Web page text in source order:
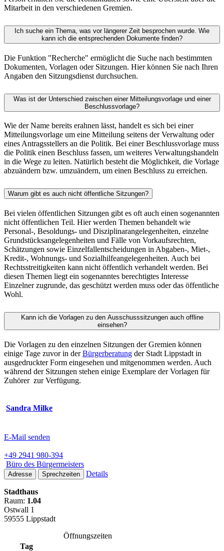
Mitarbeit in den verschiedenen Gremien.
Ich suche ein Thema, was vor längerer Zeit besprochen wurde. Wie
kann ich die entsprechenden Dokumente finden?
Die Funktion "Recherche" ermöglicht die Suche nach bestimmten
Dokumenten, Vorlagen oder Sitzungen. Hier können Sie nach Ihren
Angaben den Sitzungsdienst durchsuchen.
Was ist der Unterschied zwischen einer Mitteilungsvorlage und einer
Beschlussvorlage?
Wie der Name bereits erahnen lässt, handelt es sich bei einer
Mitteilungsvorlage um eine Mitteilung seitens der Verwaltung oder
eines Antragsstellers an die Politik. Bei einer Beschlussvorlage muss
die Politik einen Beschluss fassen, um weiteres Verwaltungshandeln
in die Wege zu leiten. Natürlich besteht die Möglichkeit, die Vorlage
abzuändern bzw. umzuändern, um einen Beschluss zu erreichen.
Warum gibt es auch nicht öffentliche Sitzungen?
Bei vielen öffentlichen Sitzungen gibt es oft auch einen sogenannten
nicht öffentlichen Teil. Hier werden Themen behandelt wie
Personal-, Besoldungs- und Disziplinarangelegenheiten, einzelne
Grundstücksangelegenheiten und Fälle von Vorkaufsrechten,
Schätzungen sowie Einzelfallentscheidungen in Abgaben-, Miet-,
Kredit-, Wohnungs- und Sozialhilfeangelegenheiten. Auch bei
Rechtsstreitigkeiten kann nicht öffentlich verhandelt werden. Bei
diesen Themen liegt ein sogenanntes berechtigtes Interesse
Einzelner zugrunde, das geschützt werden muss oder das öffentliche
Wohl.
Kann ich die Vorlagen zu den Ausschusssitzungen auch offline
einsehen?
Die Vorlagen zu den einzelnen Sitzungen der Gremien können
einige Tage zuvor in derBürgerberatung der Stadt Lippstadt in
ausgedruckter Form eingesehen und mitgenommen werden. Auch
während der Sitzungen stehen einige Exemplare der Vorlagen für
Zuhörer zur Verfügung.
Sandra Milke
E-Mail senden
+49 2941 980-394
Büro des Bürgermeisters
Adresse Sprechzeiten Details
Stadthaus
Raum: 1.04
Ostwall 1
59555 Lippstadt
Öffnungszeiten
Tag